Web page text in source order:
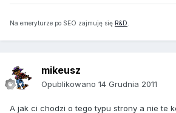
Na emeryturze po SEO zajmuję się R&D.
mikeusz
Opublikowano 14 Grudnia 2011
A jak ci chodzi o tego typu strony a nie te